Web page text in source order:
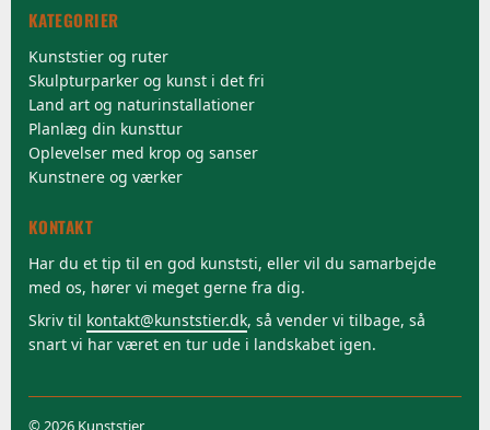
KATEGORIER
Kunststier og ruter
Skulpturparker og kunst i det fri
Land art og naturinstallationer
Planlæg din kunsttur
Oplevelser med krop og sanser
Kunstnere og værker
KONTAKT
Har du et tip til en god kunststi, eller vil du samarbejde
med os, hører vi meget gerne fra dig.
Skriv til kontakt@kunststier.dk, så vender vi tilbage, så
snart vi har været en tur ude i landskabet igen.
© 2026 Kunststier